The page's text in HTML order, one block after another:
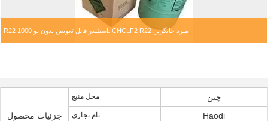
R22 سیلندر قابل تعویض بدون بو 1000L CHCLF2 R22 مبرد جایگزین
جزئیات محصول
محل منبع چین
نام تجاری Haodi